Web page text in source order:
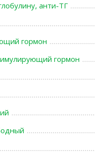
анти-ТГ
гормон
гормон